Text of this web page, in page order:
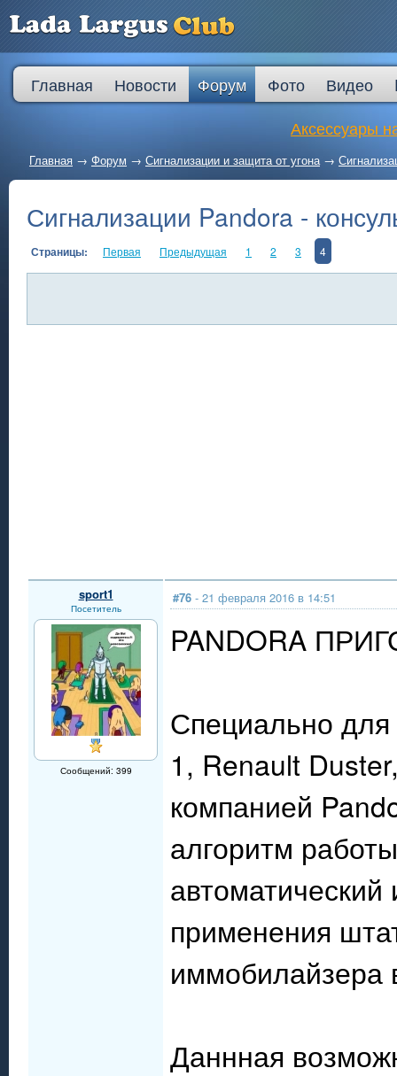
Главная Новости Форум Фото Видео
Аксессуары
Главная → Форум → Сигнализации и защита от угона→
Сигнализации Pandora -
Страницы: Первая Предыдущая 1 2 3 4
sport1
Посетитель
Сообщений: 399
#76 - 21 февраля 2016 в 14:51
PANDORA
Специально
1, Renault
компанией
алгоритм
автоматический
применения
иммобилайзера
Даннная